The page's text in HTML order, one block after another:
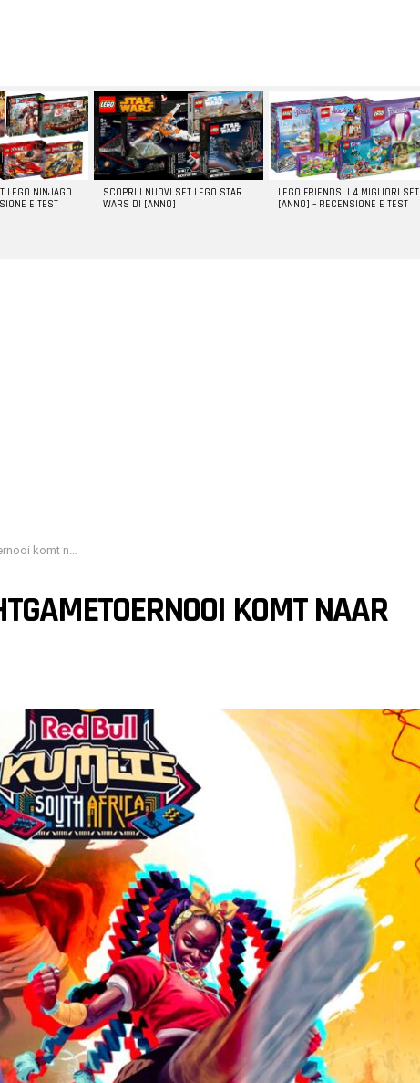
LEGO NINJAGO
E TEST
SCOPRI I NUOVI SET LEGO STAR
WARS DI [ANNO]
LEGO FRIENDS: I 4 MIGLIORI SET
[ANNO] – RECENSIONE E TEST
naar Zuid-Afrika!
KOMT NAAR